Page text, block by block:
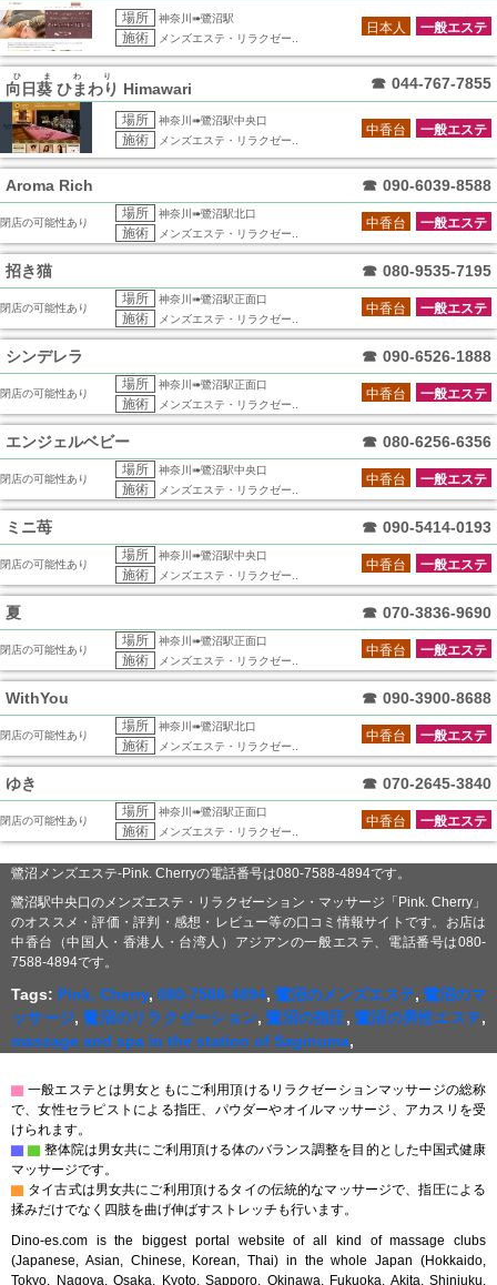
場所 神奈川➠鷺沼駅
施術 メンズエステ・リラクゼー..
一般エステ
日本人
向日葵 ひまわり
ひまわり
Himawari ☎ 044-767-7855
場所 神奈川➠鷺沼駅中央口
施術 メンズエステ・リラクゼー..
一般エステ
中香台
Aroma Rich ☎ 090-6039-8588
閉店の可能性あり
場所 神奈川➠鷺沼駅北口
施術 メンズエステ・リラクゼー..
一般エステ
中香台
招き猫 ☎ 080-9535-7195
閉店の可能性あり
場所 神奈川➠鷺沼駅正面口
施術 メンズエステ・リラクゼー..
一般エステ
中香台
シンデレラ ☎ 090-6526-1888
閉店の可能性あり
場所 神奈川➠鷺沼駅正面口
施術 メンズエステ・リラクゼー..
一般エステ
中香台
エンジェルベビー ☎ 080-6256-6356
閉店の可能性あり
場所 神奈川➠鷺沼駅中央口
施術 メンズエステ・リラクゼー..
一般エステ
中香台
ミニ苺 ☎ 090-5414-0193
閉店の可能性あり
場所 神奈川➠鷺沼駅中央口
施術 メンズエステ・リラクゼー..
一般エステ
中香台
夏 ☎ 070-3836-9690
閉店の可能性あり
場所 神奈川➠鷺沼駅正面口
施術 メンズエステ・リラクゼー..
一般エステ
中香台
WithYou ☎ 090-3900-8688
閉店の可能性あり
場所 神奈川➠鷺沼駅北口
施術 メンズエステ・リラクゼー..
一般エステ
中香台
ゆき ☎ 070-2645-3840
閉店の可能性あり
場所 神奈川➠鷺沼駅正面口
施術 メンズエステ・リラクゼー..
一般エステ
中香台
鷺沼メンズエステ-Pink. Cherryの電話番号は080-7588-4894です。
鷺沼駅中央口のメンズエステ・リラクゼーション・マッサージ「Pink. Cherry」
のオススメ・評価・評判・感想・レビュー等の口コミ情報サイトです。お店は
中香台（中国人・香港人・台湾人）アジアンの一般エステ、電話番号は080-
7588-4894です。
Tags: Pink. Cherry, 080-7588-4894, 鷺沼のメンズエステ, 鷺沼のマ
ッサージ,鷺沼のリラクゼーション,鷺沼の指圧, 鷺沼の男性エステ,
massage and spa in the station of Saginuma,
▇ 一般エステとは男女ともにご利用頂けるリラクゼーションマッサージの総称
で、女性セラピストによる指圧、パウダーやオイルマッサージ、アカスリを受
けられます。
▇ ▇ 整体院は男女共にご利用頂ける体のバランス調整を目的とした中国式健康
マッサージです。
▇ タイ古式は男女共にご利用頂けるタイの伝統的なマッサージで、指圧による
揉みだけでなく四肢を曲げ伸ばすストレッチも行います。
Dino-es.com is the biggest portal website of all kind of massage clubs
(Japanese, Asian, Chinese, Korean, Thai) in the whole Japan (Hokkaido,
Tokyo, Nagoya, Osaka, Kyoto, Sapporo, Okinawa, Fukuoka, Akita, Shinjuku,